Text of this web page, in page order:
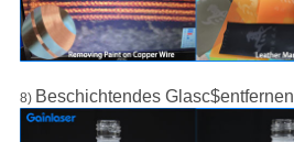
8) Beschichtendes Glasc$entfernen